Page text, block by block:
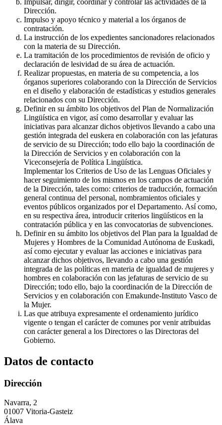
Impulsar, dirigir, coordinar y controlar las actividades de la
Dirección.
Impulso y apoyo técnico y material a los órganos de
contratación.
La instrucción de los expedientes sancionadores relacionados
con la materia de su Dirección.
La tramitación de los procedimientos de revisión de oficio y
declaración de lesividad de su área de actuación.
Realizar propuestas, en materia de su competencia, a los
órganos superiores colaborando con la Dirección de Servicios
en el diseño y elaboración de estadísticas y estudios generales
relacionados con su Dirección.
Definir en su ámbito los objetivos del Plan de Normalización
Lingüística en vigor, así como desarrollar y evaluar las
iniciativas para alcanzar dichos objetivos llevando a cabo una
gestión integrada del euskera en colaboración con las jefaturas
de servicio de su Dirección; todo ello bajo la coordinación de
la Dirección de Servicios y en colaboración con la
Viceconsejería de Política Lingüística.
Implementar los Criterios de Uso de las Lenguas Oficiales y
hacer seguimiento de los mismos en los campos de actuación
de la Dirección, tales como: criterios de traducción, formación
general continua del personal, nombramientos oficiales y
eventos públicos organizados por el Departamento. Así como,
en su respectiva área, introducir criterios lingüísticos en la
contratación pública y en las convocatorias de subvenciones.
Definir en su ámbito los objetivos del Plan para la Igualdad de
Mujeres y Hombres de la Comunidad Autónoma de Euskadi,
así como ejecutar y evaluar las acciones e iniciativas para
alcanzar dichos objetivos, llevando a cabo una gestión
integrada de las políticas en materia de igualdad de mujeres y
hombres en colaboración con las jefaturas de servicio de su
Dirección; todo ello, bajo la coordinación de la Dirección de
Servicios y en colaboración con Emakunde-Instituto Vasco de
la Mujer.
Las que atribuya expresamente el ordenamiento jurídico
vigente o tengan el carácter de comunes por venir atribuidas
con carácter general a los Directores o las Directoras del
Gobierno.
Datos de contacto
Dirección
Navarra, 2
01007 Vitoria-Gasteiz
Álava